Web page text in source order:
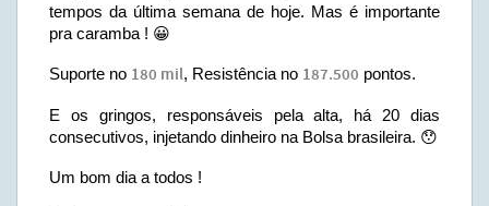
tempos da última semana de hoje. Mas é importante
pra caramba ! 😀
Suporte no 180 mil, Resistência no 187.500 pontos.
E os gringos, responsáveis pela alta, há 20 dias
consecutivos, injetando dinheiro na Bolsa brasileira. 😯
Um bom dia a todos !